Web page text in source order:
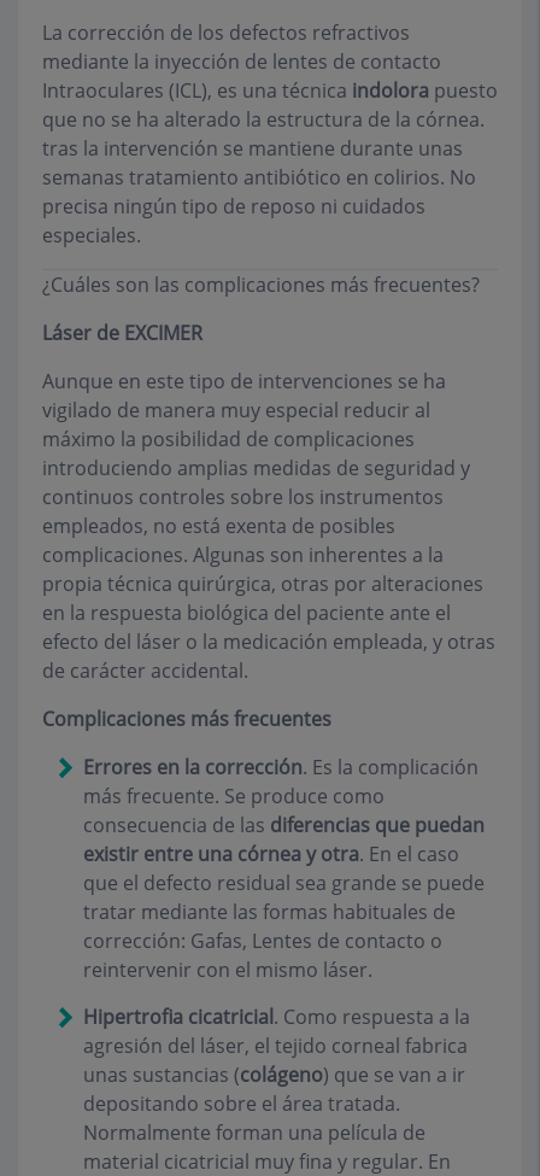
La corrección de los defectos refractivos
mediante la inyección de lentes de contacto
Intraoculares (ICL), es una técnica indolora puesto
que no se ha alterado la estructura de la córnea.
tras la intervención se mantiene durante unas
semanas tratamiento antibiótico en colirios. No
precisa ningún tipo de reposo ni cuidados
especiales.
¿Cuáles son las complicaciones más frecuentes?
Láser de EXCIMER
Aunque en este tipo de intervenciones se ha
vigilado de manera muy especial reducir al
máximo la posibilidad de complicaciones
introduciendo amplias medidas de seguridad y
continuos controles sobre los instrumentos
empleados, no está exenta de posibles
complicaciones. Algunas son inherentes a la
propia técnica quirúrgica, otras por alteraciones
en la respuesta biológica del paciente ante el
efecto del láser o la medicación empleada, y otras
de carácter accidental.
Complicaciones más frecuentes
Errores en la corrección. Es la complicación
más frecuente. Se produce como
consecuencia de las diferencias que puedan
existir entre una córnea y otra. En el caso
que el defecto residual sea grande se puede
tratar mediante las formas habituales de
corrección: Gafas, Lentes de contacto o
reintervenir con el mismo láser.
Hipertrofia cicatricial. Como respuesta a la
agresión del láser, el tejido corneal fabrica
unas sustancias (colágeno) que se van a ir
depositando sobre el área tratada.
Normalmente forman una película de
material cicatricial muy fina y regular. En